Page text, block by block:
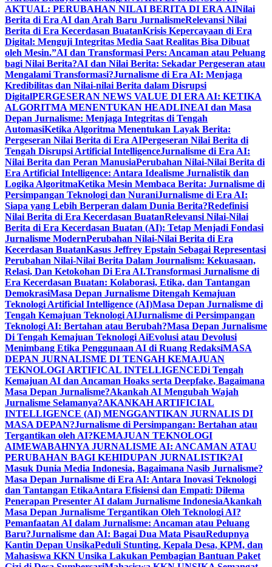
AKTUAL: PERUBAHAN NILAI BERITA DI ERA AINilai
Berita di Era AI dan Arah Baru JurnalismeRelevansi Nilai
Berita di Era Kecerdasan BuatanKrisis Kepercayaan di Era
Digital: Menguji Integritas Media Saat Realitas Bisa Dibuat
oleh Mesin.”AI dan Transformasi Pers: Ancaman atau Peluang
bagi Nilai Berita?AI dan Nilai Berita: Sekadar Pergeseran atau
Mengalami Transformasi?Jurnalisme di Era AI: Menjaga
Kredibilitas dan Nilai-nilai Berita dalam Disrupsi
DigitalPERGESERAN NEWS VALUE DI ERA AI: KETIKA
ALGORITMA MENENTUKAN HEADLINEAI dan Masa
Depan Jurnalisme: Menjaga Integritas di Tengah
AutomasiKetika Algoritma Menentukan Layak Berita:
Pergeseran Nilai Berita di Era AIPergeseran Nilai Berita di
Tengah Disrupsi Artificial IntelligenceJurnalisme di Era AI:
Nilai Berita dan Peran ManusiaPerubahan Nilai-Nilai Berita di
Era Artificial Intelligence: Antara Idealisme Jurnalistik dan
Logika AlgoritmaKetika Mesin Membaca Berita: Jurnalisme di
Persimpangan Teknologi dan NuraniJurnalisme di Era AI:
Siapa yang Lebih Berperan dalam Dunia Berita?Redefinisi
Nilai Berita di Era Kecerdasan BuatanRelevansi Nilai-Nilai
Berita di Era Kecerdasan Buatan (AI): Tetap Menjadi Fondasi
Jurnalisme ModernPerubahan Nilai-Nilai Berita di Era
Kecerdasan BuatanKasus Jeffrey Epstain Sebagai Representasi
Perubahan Nilai-Nilai Berita Dalam Journalism: Kekuasaan,
Relasi, Dan Ketokohan Di Era AI.Transformasi Jurnalisme di
Era Kecerdasan Buatan: Kolaborasi, Etika, dan Tantangan
DemokrasiMasa Depan Jurnalisme Ditengah Kemajuan
Teknologi Artificial Intelligence (AI)Masa Depan Jurnalisme di
Tengah Kemajuan Teknologi AIJurnalisme di Persimpangan
Teknologi AI: Bertahan atau Berubah?Masa Depan Jurnalisme
Di Tengah Kemajuan Teknologi AiEvolusi atau Devolusi
Menimbang Etika Penggunaan AI di Ruang RedaksiMASA
DEPAN JURNALISME DI TENGAH KEMAJUAN
TEKNOLOGI ARTIFICAL INTELLIGENCEDi Tengah
Kemajuan AI dan Ancaman Hoaks serta Deepfake, Bagaimana
Masa Depan Jurnalisme?Akankah AI Mengubah Wajah
Jurnalisme Selamanya?AKANKAH ARTIFICIAL
INTELLIGENCE (AI) MENGGANTIKAN JURNALIS DI
MASA DEPAN?Jurnalisme di Persimpangan: Bertahan atau
Tergantikan oleh AI?KEMAJUAN TEKNOLOGI
AIMEWABAHNYA JURNALISME AI: ANCAMAN ATAU
PERUBAHAN BAGI KEHIDUPAN JURNALISTIK?AI
Masuk Dunia Media Indonesia, Bagaimana Nasib Jurnalisme?
Masa Depan Jurnalisme di Era AI: Antara Inovasi Teknologi
dan Tantangan EtikaAntara Efisiensi dan Empati: Dilema
Penerapan Presenter AI dalam Jurnalisme IndonesiaAkankah
Masa Depan Jurnalisme Tergantikan Oleh Teknologi AI?
Pemanfaatan AI dalam Jurnalisme: Ancaman atau Peluang
Baru?Jurnalisme dan AI: Bagai Dua Mata PisauRedupnya
Kantin Depan UnsikaPeduli Stunting, Kepala Desa, KPM, dan
Mahasiswa KKN Unsika Lakukan Pembagian Bantuan Paket